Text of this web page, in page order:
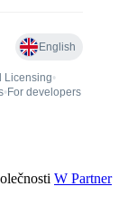
W Partner